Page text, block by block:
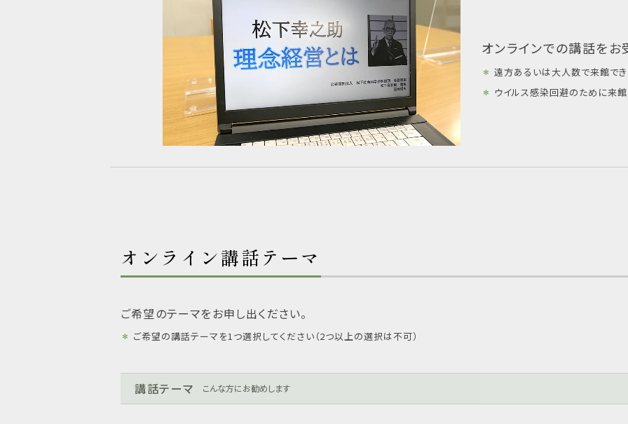
オンラインでの講話をお
＊ 遠方あるいは大人数で来館で
＊ ウイルス感染回避のために来
オンライン講話テーマ
ご希望のテーマをお申し出ください。
＊ ご希望の講話テーマを1つ選択してください（2つ以上の選択は不可）
講話テーマ こんな方にお勧めします